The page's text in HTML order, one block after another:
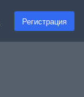
Регистрация